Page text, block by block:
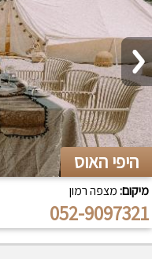
היפי האוס
מיקום:מצפה רמון
052-9097321